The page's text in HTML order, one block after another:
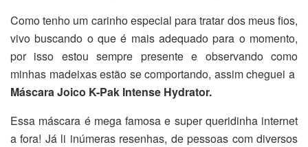
Como tenho um carinho especial para tratar dos meus fios,
vivo buscando o que é mais adequado para o momento,
por isso estou sempre presente e observando como
minhas madeixas estão se comportando, assim cheguei a
Máscara Joico K-Pak Intense Hydrator.
Essa máscara é mega famosa e super queridinha internet
a fora! Já li inúmeras resenhas, de pessoas com diversos